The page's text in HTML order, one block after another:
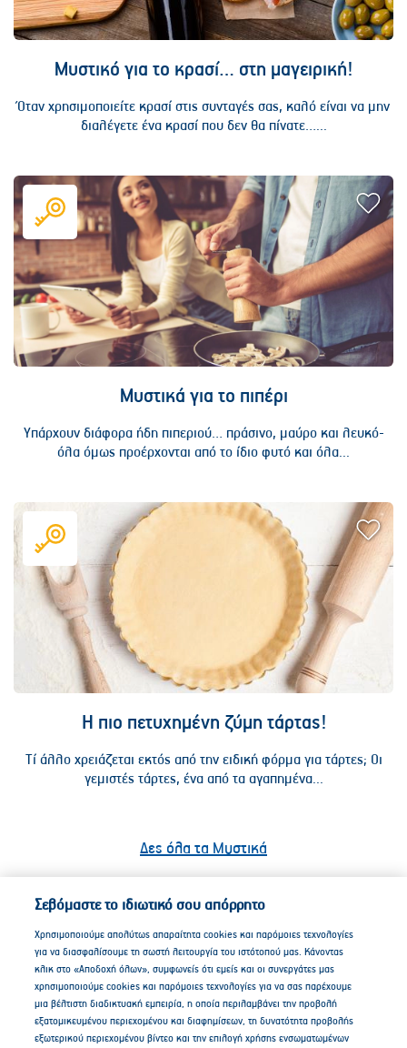
Μυστικό για το κρασί… στη μαγειρική!
Όταν χρησιμοποιείτε κρασί στις συνταγές σας, καλό είναι να μην
διαλέγετε ένα κρασί που δεν θα πίνατε…...
Μυστικά για το πιπέρι
Υπάρχουν διάφορα ήδη πιπεριού… πράσινο, μαύρο και λευκό-
όλα όμως προέρχονται από το ίδιο φυτό και όλα...
Η πιο πετυχημένη ζύμη τάρτας!
Τί άλλο χρειάζεται εκτός από την ειδική φόρμα για τάρτες; Οι
γεμιστές τάρτες, ένα από τα αγαπημένα...
Δες όλα τα Μυστικά
Σεβόμαστε το ιδιωτικό σου απόρρητο
Χρησιμοποιούμε απολύτως απαραίτητα cookies και παρόμοιες τεχνολογίες
για να διασφαλίσουμε τη σωστή λειτουργία του ιστότοπού μας. Κάνοντας
κλικ στο «Αποδοχή όλων», συμφωνείς ότι εμείς και οι συνεργάτες μας
χρησιμοποιούμε cookies και παρόμοιες τεχνολογίες για να σας παρέχουμε
μια βέλτιστη διαδικτυακή εμπειρία, η οποία περιλαμβάνει την προβολή
εξατομικευμένου περιεχομένου και διαφημίσεων, τη δυνατότητα προβολής
εξωτερικού περιεχομένου βίντεο και την επιλογή χρήσης ενσωματωμένων